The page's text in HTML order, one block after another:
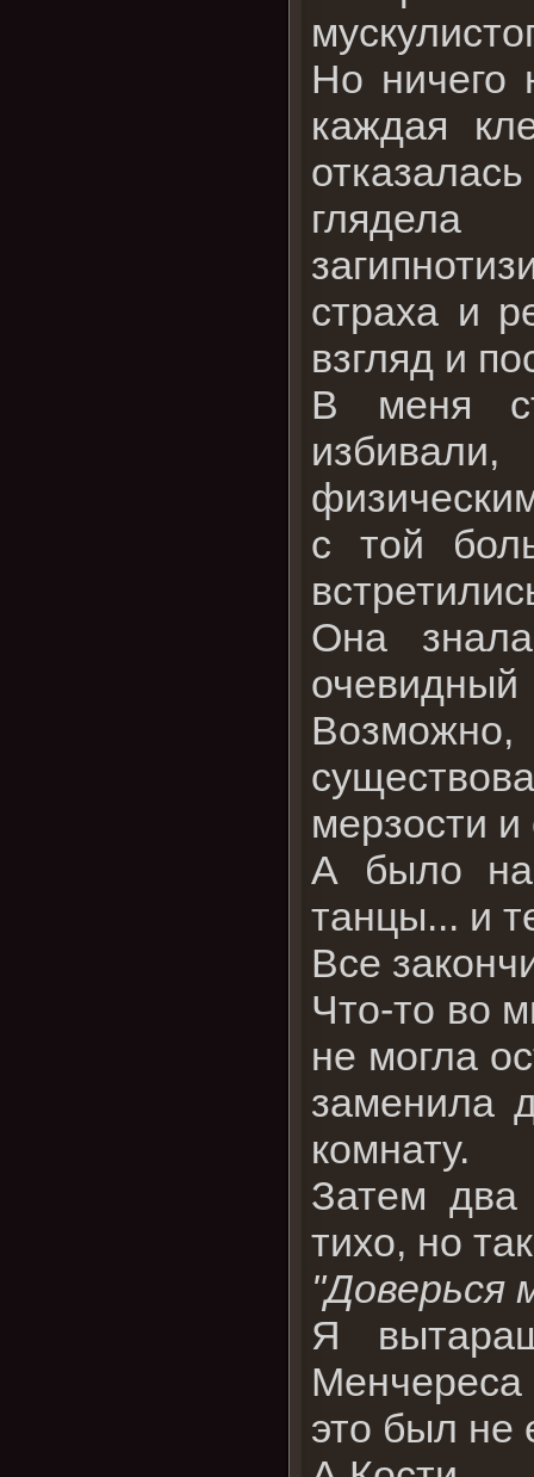
Но ничего
каждая
страха и
взгляд и
В меня
с той
Она
Возможно,
мерзости и
А было
танцы... и
Все
Что-то во
не могла
заменила
комнату.
Затем два
тихо, но
"Доверься
Я
это был не